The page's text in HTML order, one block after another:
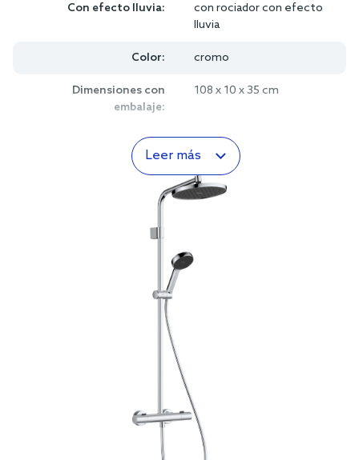
Con efecto lluvia:
con rociador con efecto
lluvia
Color: cromo
Dimensiones con
embalaje:
108 x 10 x 35 cm
Leer más